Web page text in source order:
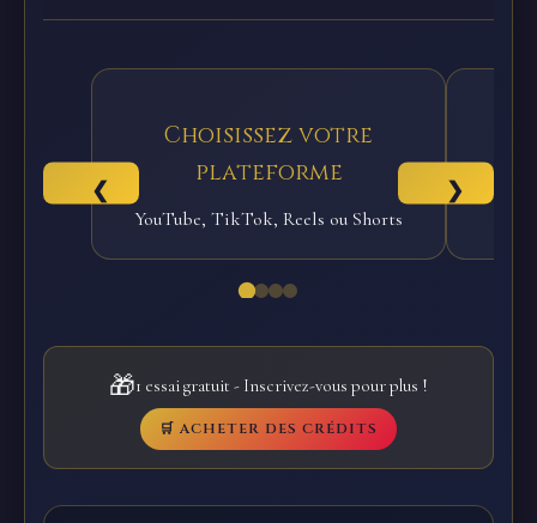
Choisissez votre
plateforme
YouTube, TikTok, Reels ou Shorts
❮ ❯
🎁1 essai gratuit - Inscrivez-vous pour plus !
🛒 ACHETER DES CRÉDITS